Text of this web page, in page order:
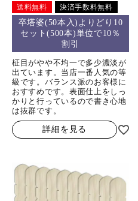
送料無料 決済手数料無料
卒塔婆(50本入)よりどり10
セット(500本)単位で10％
割引
柾目がやや不均一で多少濃淡が
出ています。当店一番人気の等
級です。バランス派のお客様に
おすすめです。表面仕上をしっ
かりと行っているので書き心地
は抜群です。
詳細を見る